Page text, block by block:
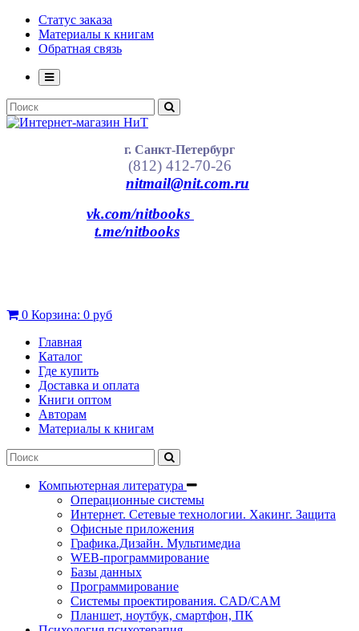
Статус заказа
Материалы к книгам
Обратная связь
г. Санкт-Петербург
(812) 412-70-26
nitmail@nit.com.ru
vk.com/nitbooks
t.me/nitbooks
0 Корзина: 0 руб
Главная
Каталог
Где купить
Доставка и оплата
Книги оптом
Авторам
Материалы к книгам
Компьютерная литература
Операционные системы
Интернет. Сетевые технологии. Хакинг. Защита
Офисные приложения
Графика.Дизайн. Мультимедиа
WEB-программирование
Базы данных
Программирование
Системы проектирования. CAD/CAM
Планшет, ноутбук, смартфон, ПК